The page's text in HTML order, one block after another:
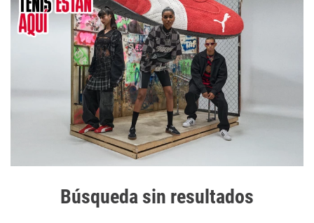
Búsqueda sin resultados